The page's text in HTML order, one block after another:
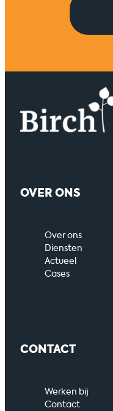
OVER ONS
Over ons
Diensten
Actueel
Cases
CONTACT
Werken bij
Contact